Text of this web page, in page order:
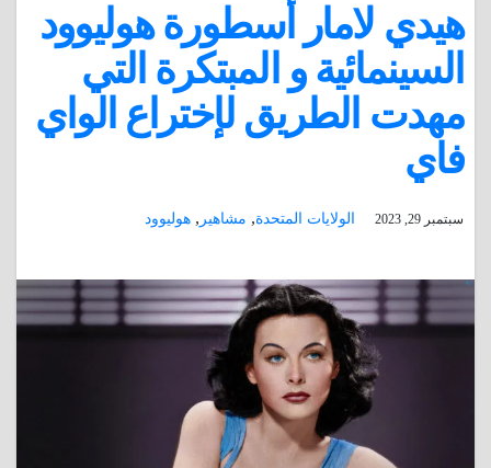
هيدي لامار أسطورة هوليوود
السينمائية و المبتكرة التي
مهدت الطريق لإختراع الواي
فاي
سبتمبر 29, 2023 الولايات المتحدة, مشاهير , هوليوود